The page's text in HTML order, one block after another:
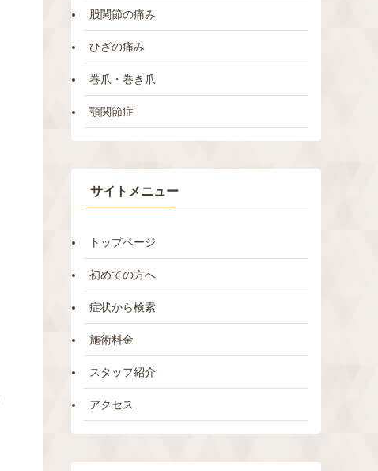
股関節の痛み
ひざの痛み
巻爪・巻き爪
顎関節症
サイトメニュー
トップページ
初めての方へ
症状から検索
施術料金
スタッフ紹介
アクセス